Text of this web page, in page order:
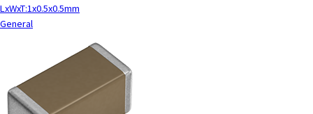
LxWxT:1x0.5x0.5mm
General